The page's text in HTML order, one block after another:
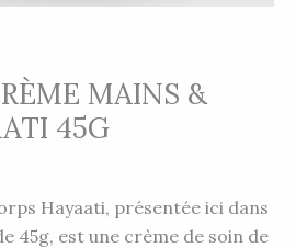
MAINS &
45G
Hayaati, présentée ici dans
45g, est une crème de soin de